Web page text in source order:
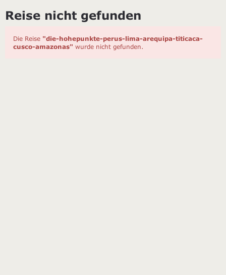
Reise nicht gefunden
Die Reise "die-hohepunkte-perus-lima-arequipa-titicaca-
cusco-amazonas" wurde nicht gefunden.